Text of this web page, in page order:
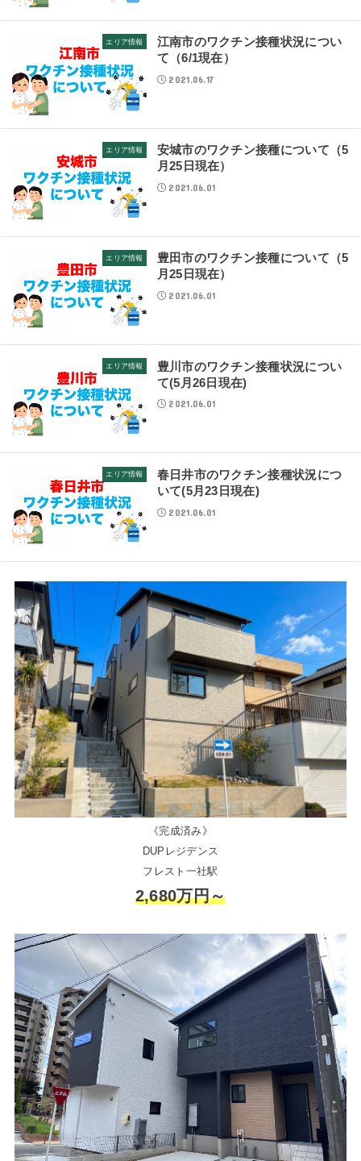
エリア情報
江南市のワクチン接種状況につい
て（6/1現在）
2021.06.17
エリア情報
安城市のワクチン接種について（5
月25日現在）
2021.06.01
エリア情報
豊田市のワクチン接種について（5
月25日現在）
2021.06.01
エリア情報
豊川市のワクチン接種状況につい
て(5月26日現在)
2021.06.01
エリア情報
春日井市のワクチン接種状況につ
いて(5月23日現在)
2021.06.01
《完成済み》
DUPレジデンス
フレスト一社駅
2,680万円～